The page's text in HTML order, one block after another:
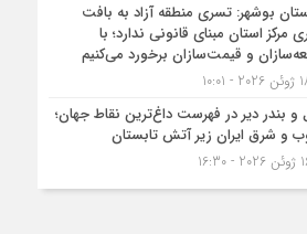
بوشهر: تسری منطقه آزاد به بافت
مرکز استان مبنای قانونی ندارد؛ با
و قیمت‌سازان برخورد می‌کنیم
و بندر دیر در فهرست داغ‌ترین نقاط جهان؛
و شرق ایران زیر آتش تابستان